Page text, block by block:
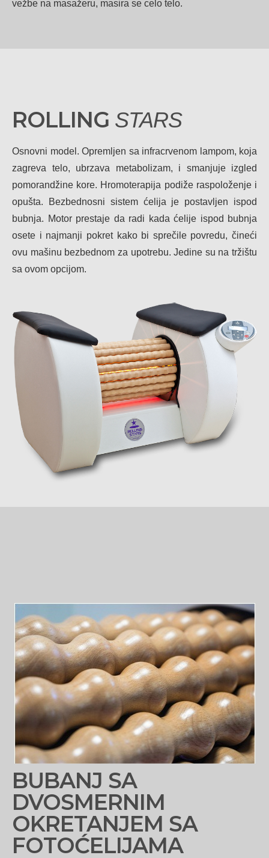
vežbe na masažeru, masira se celo telo.
ROLLING STARS
Osnovni model. Opremljen sa infracrvenom lampom, koja
zagreva telo, ubrzava metabolizam, i smanjuje izgled
pomorandžine kore. Hromoterapija podiže raspoloženje i
opušta. Bezbednosni sistem ćelija je postavljen ispod
bubnja. Motor prestaje da radi kada ćelije ispod bubnja
osete i najmanji pokret kako bi sprečile povredu, čineći
ovu mašinu bezbednom za upotrebu. Jedine su na tržištu
sa ovom opcijom.
BUBANJ SA
DVOSMERNIM
OKRETANJEM SA
FOTOĆELIJAMA